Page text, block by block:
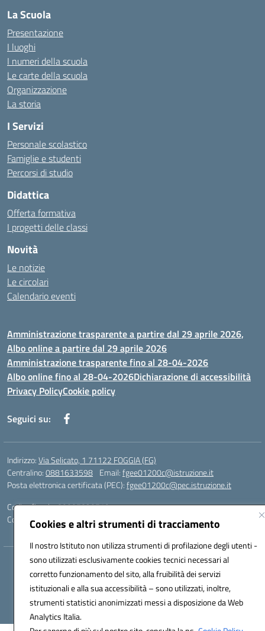
Cookies e altri strumenti di tracciamento
Il nostro Istituto non utilizza strumenti di profilazione degli utenti -
sono utilizzati esclusivamente cookies tecnici necessari al
corretto funzionamento del sito, alla fruibilità dei servizi
istituzionali e alla sua accessibilità – sono utilizzati, inoltre,
strumenti statistici anonimizzati messi a disposizione da Web
Analytics Italia.
La Scuola
Presentazione
I luoghi
I numeri della scuola
Le carte della scuola
Organizzazione
La storia
I Servizi
Personale scolastico
Famiglie e studenti
Percorsi di studio
Didattica
Offerta formativa
I progetti delle classi
Novità
Le notizie
Le circolari
Calendario eventi
Amministrazione trasparente a partire dal 29 aprile 2026,
Albo online a partire dal 29 aprile 2026
Amministrazione trasparente fino al 28-04-2026
Albo online fino al 28-04-2026Dichiarazione di accessibilità
Privacy PolicyCookie policy
Seguici su:
Indirizzo:Via Selicato, 1 71122 FOGGIA (FG)
Centralino:0881633598 Email:fgee01200c@istruzione.it
Posta elettronica certificata (PEC):fgee01200c@pec.istruzione.it
Codice fiscale: 80005820719
Codice meccanografico: FGEE01200C
Hosting & Powered by 3D Solution S.r.l.
Concept & Design by Designers Italia